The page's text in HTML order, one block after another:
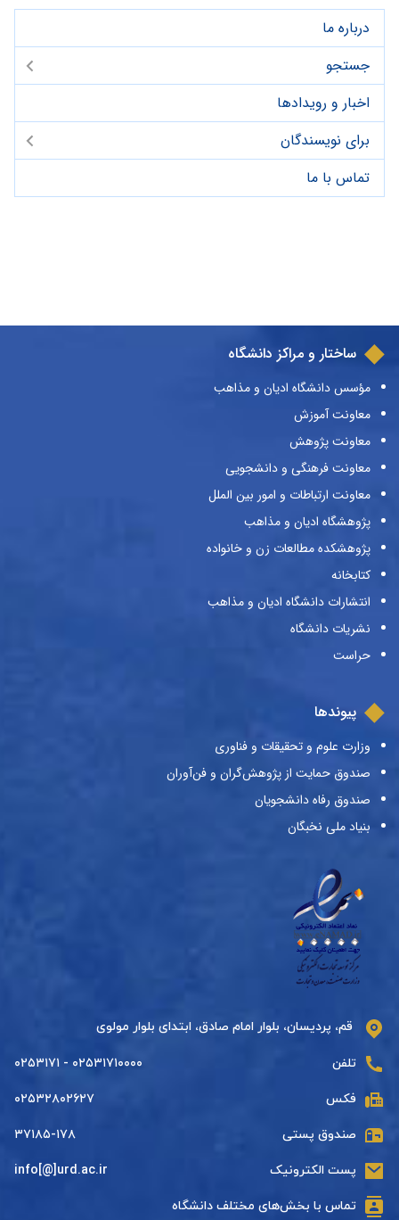
درباره ما
جستجو
اخبار و رویدادها
برای نویسندگان
تماس با ما
ساختار و مراکز دانشگاه
مؤسس دانشگاه ادیان و مذاهب
معاونت آموزش
معاونت پژوهش
معاونت فرهنگی و دانشجویی
معاونت ارتباطات و امور بین الملل
پژوهشگاه ادیان و مذاهب
پژوهشکده مطالعات زن و خانواده
کتابخانه
انتشارات دانشگاه ادیان و مذاهب
نشریات دانشگاه
حراست
پیوندها
وزارت علوم و تحقیقات و فناوری
صندوق حمایت از پژوهش‌گران و فن‌آوران
صندوق رفاه دانشجویان
بنیاد ملی نخبگان
قم، پردیسان، بلوار امام صادق، ابتدای بلوار مولوی
تلفن ۰۲۵۳۱۷۱۰۰۰۰ - ۰۲۵۳۱۷۱
فکس ۰۲۵۳۲۸۰۲۶۲۷
صندوق پستی ۳۷۱۸۵-۱۷۸
پست الکترونیک info[@]urd.ac.ir
تماس با بخش‌های مختلف دانشگاه